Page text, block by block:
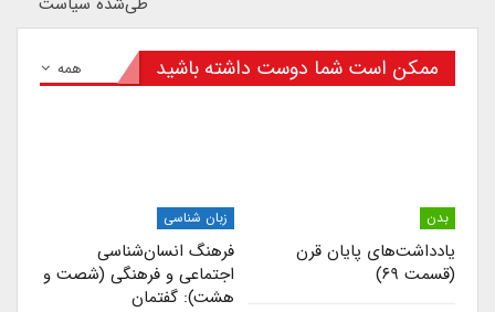
همه ممکن است شما دوست داشته باشید
بدن
یادداشت‌های پایان قرن
(قسمت ۶۹)
زبان شناسی
فرهنگ انسان‌شناسی
اجتماعی و فرهنگی (شصت و
هشت): گفتمان